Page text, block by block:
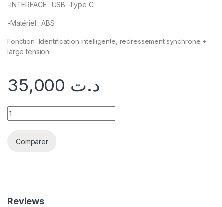
-INTERFACE : USB -Type C
-Matériel : ABS
Fonction Identification intelligente, redressement synchrone +
large tension
د.ت
Comparer
Reviews